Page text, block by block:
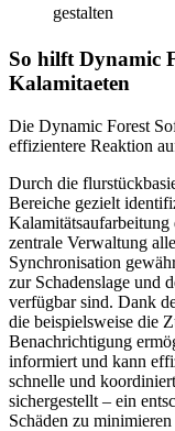
gestalten
So hilft Dynamic
Kalamitaeten
Die Dynamic Forest
effizientere Reaktion
Durch die
Bereiche gezielt
zentrale Verwaltung
Synchronisation
zur Schadenslage und
verfügbar sind. Dank
die beispielsweise die
Benachrichtigung
informiert und kann
schnelle und
sichergestellt – ein
Schäden zu